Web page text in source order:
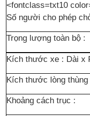
<fontclass=txt10
Số người cho phép
Trọng lượng toàn bộ :
Kích thước xe : Dài x
Kích thước lòng
Khoảng cách trục :